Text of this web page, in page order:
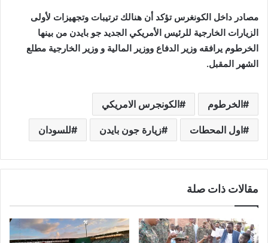
مصادر داخل الكونغرس تؤكد أن هنالك ترتيبات وتجهيزات لأولى
الزيارات الخارجية للرئيس الأمريكي الجديد جو بايدن من بينها
الخرطوم يرافقه وزير الدفاع ووزير المالية و وزير الخارجية مطلع
الشهر المقبل.
الخرطوم الكونجرس الامريكي
اول المحطات زيارة جون بايدن للسودان
مقالات ذات صلة